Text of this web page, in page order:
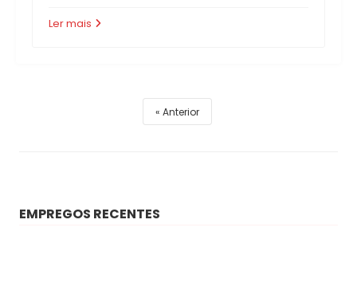
Ler mais
Anterior
EMPREGOS RECENTES